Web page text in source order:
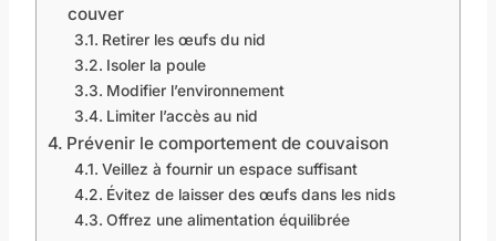
couver
Retirer les œufs du nid
Isoler la poule
Modifier l’environnement
Limiter l’accès au nid
Prévenir le comportement de couvaison
Veillez à fournir un espace suffisant
Évitez de laisser des œufs dans les nids
Offrez une alimentation équilibrée